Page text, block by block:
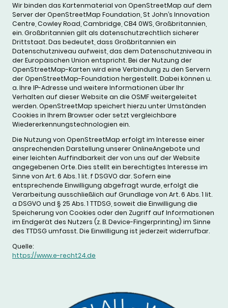
Wir binden das Kartenmaterial von OpenStreetMap auf dem
Server der OpenStreetMap Foundation, St John’s Innovation
Centre, Cowley Road, Cambridge, CB4 0WS, Großbritannien,
ein. Großbritannien gilt als datenschutzrechtlich sicherer
Drittstaat. Das bedeutet, dass Großbritannien ein
Datenschutzniveau aufweist, das dem Datenschutzniveau in
der Europäischen Union entspricht. Bei der Nutzung der
OpenStreetMap-Karten wird eine Verbindung zu den Servern
der OpenStreetMap-Foundation hergestellt. Dabei können u.
a. Ihre IP-Adresse und weitere Informationen über Ihr
Verhalten auf dieser Website an die OSMF weitergeleitet
werden. OpenStreetMap speichert hierzu unter Umständen
Cookies in Ihrem Browser oder setzt vergleichbare
Wiedererkennungstechnologien ein.
Die Nutzung von OpenStreetMap erfolgt im Interesse einer
ansprechenden Darstellung unserer OnlineAngebote und
einer leichten Auffindbarkeit der von uns auf der Website
angegebenen Orte. Dies stellt ein berechtigtes Interesse im
Sinne von Art. 6 Abs. 1 lit. f DSGVO dar. Sofern eine
entsprechende Einwilligung abgefragt wurde, erfolgt die
Verarbeitung ausschließlich auf Grundlage von Art. 6 Abs. 1 lit.
a DSGVO und § 25 Abs. 1 TTDSG, soweit die Einwilligung die
Speicherung von Cookies oder den Zugriff auf Informationen
im Endgerät des Nutzers (z. B. Device-Fingerprinting) im Sinne
des TTDSG umfasst. Die Einwilligung ist jederzeit widerrufbar.
Quelle:
https://www.e-recht24.de